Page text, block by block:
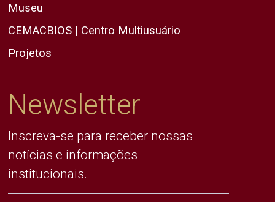
Museu
CEMACBIOS | Centro Multiusuário
Projetos
Newsletter
Inscreva-se para receber nossas
notícias e informações
institucionais.